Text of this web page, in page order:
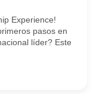
Experience!
pasos en
líder? Este